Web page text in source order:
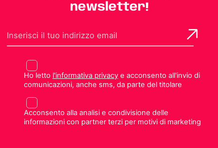
newsletter!
Ho letto l'informativa privacye acconsento all'invio di
comunicazioni, anche sms, da parte del titolare
Acconsento alla analisi e condivisione delle
informazioni con partner terzi per motivi di marketing